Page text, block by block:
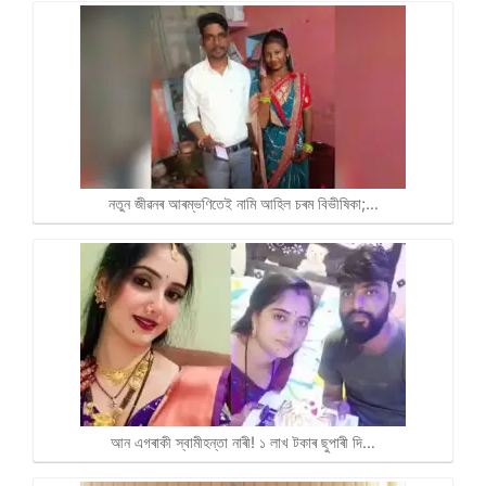
নতুন জীৱনৰ আৰম্ভণিতেই নামি আহিল চৰম বিভীষিকা;…
আন এগৰাকী স্বামীহন্তা নাৰী! ১ লাখ টকাৰ ছুপাৰী দি…